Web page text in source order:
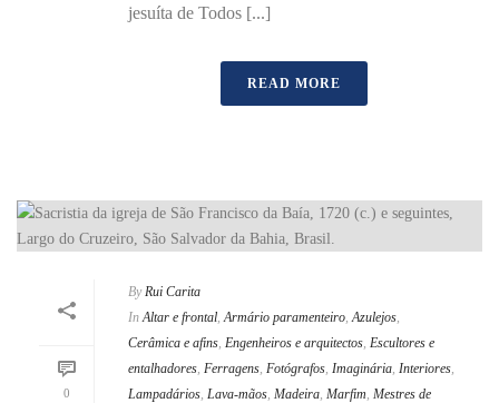
jesuíta de Todos [...]
READ MORE
0
By Rui Carita
In Altar e frontal,Armário paramenteiro,Azulejos,
Cerâmica e afins, Engenheiros e arquitectos, Escultores e
entalhadores, Ferragens, Fotógrafos, Imaginária, Interiores,
Lampadários, Lava-mãos, Madeira, Marfim, Mestres de